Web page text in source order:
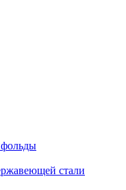
стали